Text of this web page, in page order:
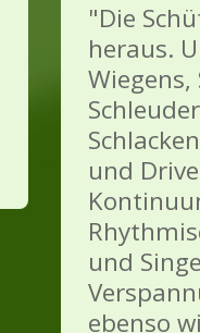
"Die
heraus.
Wiegens,
und
und
ebenso